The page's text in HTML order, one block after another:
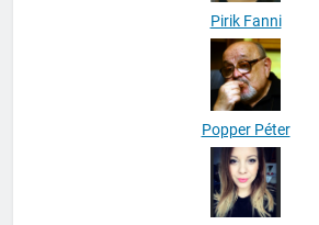
Pirik Fanni
Popper Péter